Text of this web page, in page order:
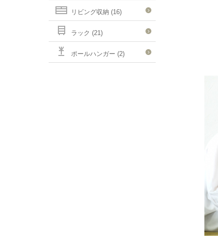
リビング収納 (16)
ラック (21)
ポールハンガー (2)